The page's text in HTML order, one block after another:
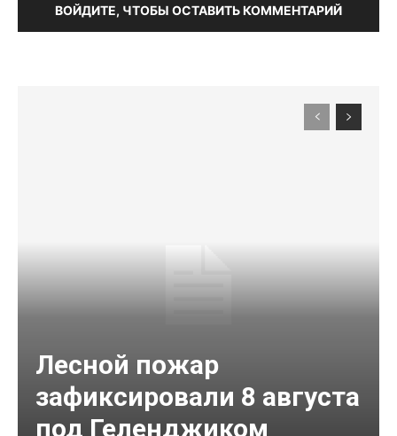
ВОЙДИТЕ, ЧТОБЫ ОСТАВИТЬ КОММЕНТАРИЙ
Лесной пожар
зафиксировали 8 августа
под Геленджиком